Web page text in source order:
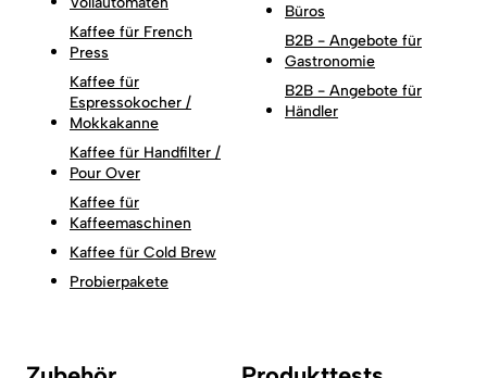
Kaffee für French
Press
Kaffee für
Espressokocher /
Mokkakanne
Kaffee für Handfilter /
Pour Over
Kaffee für
Kaffeemaschinen
Kaffee für Cold Brew
Probierpakete
Büros
B2B - Angebote für
Gastronomie
B2B - Angebote für
Händler